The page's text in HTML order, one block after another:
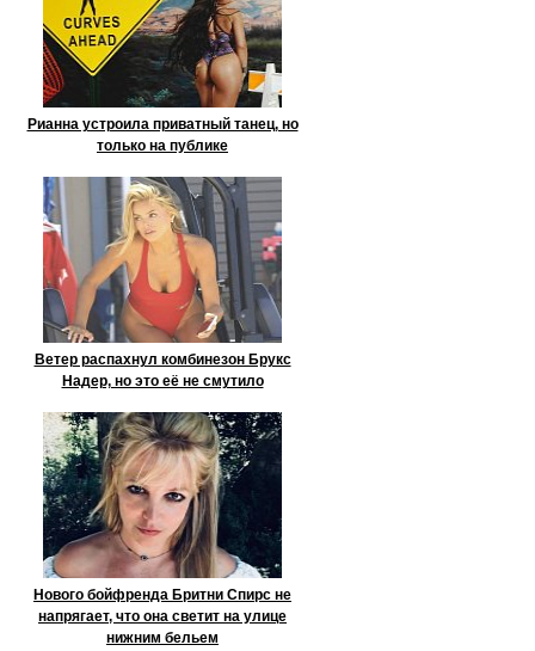
Рианна устроила приватный танец, но
только на публике
Ветер распахнул комбинезон Брукс
Надер, но это её не смутило
Нового бойфренда Бритни Спирс не
напрягает, что она светит на улице
нижним бельем